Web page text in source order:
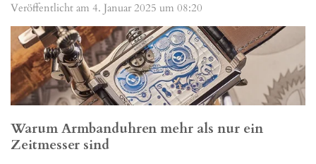
Veröffentlicht am 4. Januar 2025 um 08:20
Warum Armbanduhren mehr als nur ein
Zeitmesser sind